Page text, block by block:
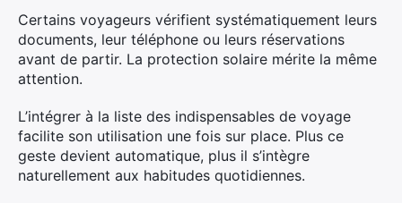
Certains voyageurs vérifient systématiquement leurs
documents, leur téléphone ou leurs réservations
avant de partir. La protection solaire mérite la même
attention.
L’intégrer à la liste des indispensables de voyage
facilite son utilisation une fois sur place. Plus ce
geste devient automatique, plus il s’intègre
naturellement aux habitudes quotidiennes.